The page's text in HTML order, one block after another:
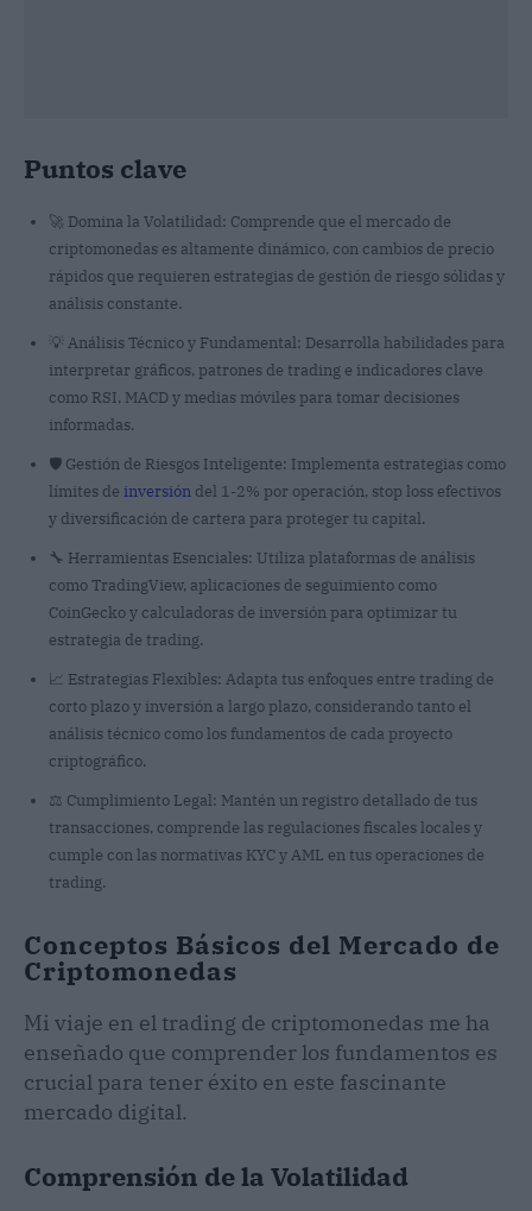
Puntos clave
🚀 Domina la Volatilidad: Comprende que el mercado de
criptomonedas es altamente dinámico, con cambios de precio
rápidos que requieren estrategias de gestión de riesgo sólidas y
análisis constante.
💡 Análisis Técnico y Fundamental: Desarrolla habilidades para
interpretar gráficos, patrones de trading e indicadores clave
como RSI, MACD y medias móviles para tomar decisiones
informadas.
🛡️ Gestión de Riesgos Inteligente: Implementa estrategias como
límites de inversión del 1-2% por operación, stop loss efectivos
y diversificación de cartera para proteger tu capital.
🔧 Herramientas Esenciales: Utiliza plataformas de análisis
como TradingView, aplicaciones de seguimiento como
CoinGecko y calculadoras de inversión para optimizar tu
estrategia de trading.
📈 Estrategias Flexibles: Adapta tus enfoques entre trading de
corto plazo y inversión a largo plazo, considerando tanto el
análisis técnico como los fundamentos de cada proyecto
criptográfico.
⚖️ Cumplimiento Legal: Mantén un registro detallado de tus
transacciones, comprende las regulaciones fiscales locales y
cumple con las normativas KYC y AML en tus operaciones de
trading.
Conceptos Básicos del Mercado de
Criptomonedas
Mi viaje en el trading de criptomonedas me ha
enseñado que comprender los fundamentos es
crucial para tener éxito en este fascinante
mercado digital.
Comprensión de la Volatilidad